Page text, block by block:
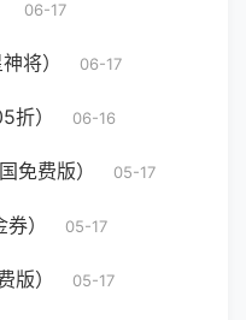
06-17
将） 06-17
折） 06-16
免费版） 05-17
） 05-17
版） 05-17